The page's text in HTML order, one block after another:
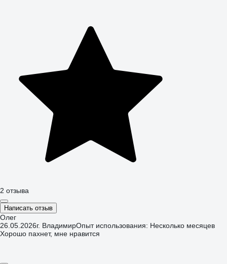
2 отзыва
Написать отзыв
Олег
26.05.2026г. ВладимирОпыт использования: Несколько месяцев
Хорошо пахнет, мне нравится